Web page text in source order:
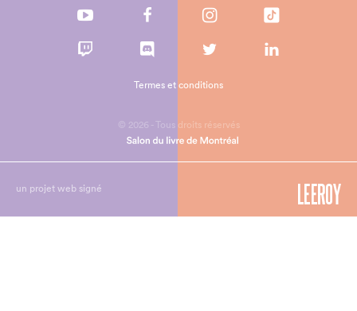
© 2026 - Tous droits réservés
Termes et conditions
un projet web signé